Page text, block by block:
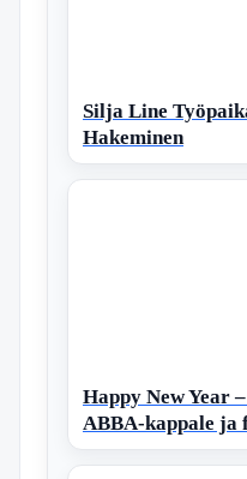
Silja Line
Hakeminen
Happy New Year
ABBA-kappale ja